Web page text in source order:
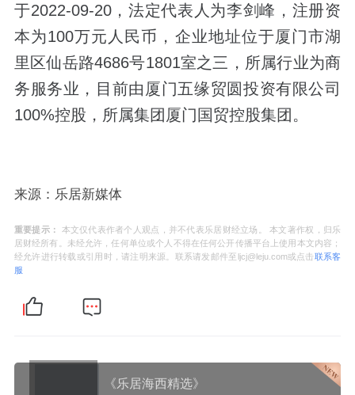
于2022-09-20，法定代表人为李剑峰，注册资
本为100万元人民币，企业地址位于厦门市湖
里区仙岳路4686号1801室之三，所属行业为商
务服务业，目前由厦门五缘贸圆投资有限公司
100%控股，所属集团厦门国贸控股集团。
来源：乐居新媒体
重要提示：
本文仅代表作者个人观点，并不代表乐居财经立场。 本文著作权，归乐
居财经所有。未经允许，任何单位或个人不得在任何公开传播平台上使用本文内容；
经允许进行转载或引用时，请注明来源。联系请发邮件至ljcj@leju.com或点击联系客
服
《乐居海西精选》